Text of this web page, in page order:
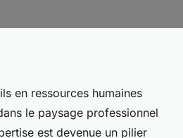
un cabinet de
en ressources humaines
le paysage professionnel
est devenue un pilier